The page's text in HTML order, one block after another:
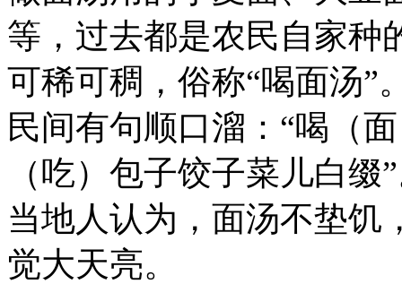
等，过去都是农民自家种
可稀可稠，俗称“喝面汤”
民间有句顺口溜：“喝（
（吃）包子饺子菜儿白缀
当地人认为，面汤不垫饥
觉大天亮。